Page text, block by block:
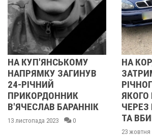
НА КОРДОНІ
ЗАТРИМАЛИ 33-
РІЧНОГО ПОЛТАВЦЯ,
ЯКОГО РОЗШУКУВАЛИ
ЧЕРЕЗ ПОГРАБУВАННЯ
ТА ВБИВСТВО
У
З